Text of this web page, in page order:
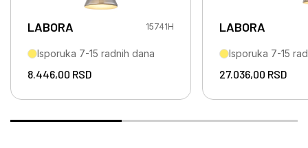
LABORA 15741H
Isporuka 7-15 radnih dana
8.446,00 RSD
LABORA
Isporuka 7-15
27.036,00 RSD